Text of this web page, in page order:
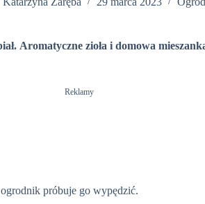
Aromatyczne zioła i domowa
Reklamy
próbuje go wypędzić.